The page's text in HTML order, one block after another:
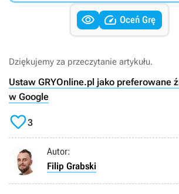
  Oceń Grę
Dziękujemy za przeczytanie artykułu.
Ustaw GRYOnline.pl jako preferowane
w Google
3
Autor:
Filip Grabski